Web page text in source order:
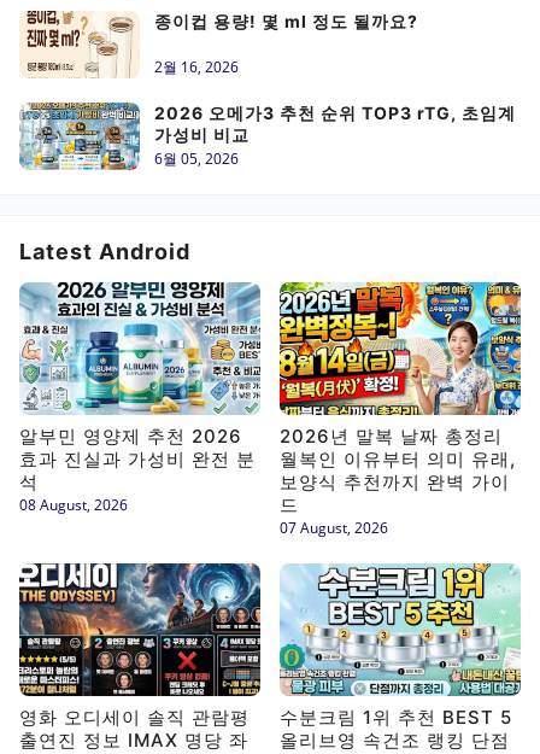
종이컵 용량! 몇 ml 정도 될까요?
2월 16, 2026
2026 오메가3 추천 순위 TOP3 rTG, 초임계
가성비 비교
6월 05, 2026
Latest Android
알부민 영양제 추천 2026
효과 진실과 가성비 완전 분
석
08 August, 2026
2026년 말복 날짜 총정리
월복인 이유부터 의미 유래,
보양식 추천까지 완벽 가이
드
07 August, 2026
영화 오디세이 솔직 관람평
출연진 정보 IMAX 명당 좌
수분크림 1위 추천 BEST 5
올리브영 속건조 랭킹 단점